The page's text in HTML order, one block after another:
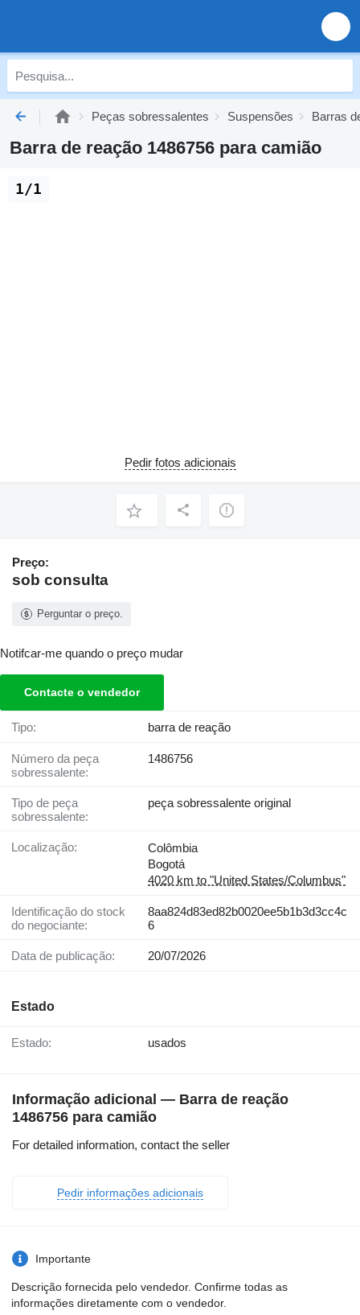
Peças sobressalentes Suspensões Barras
Barra de reação 1486756 para camião
1/1
Pedir fotos adicionais
Preço:
sob consulta
Perguntar o preço.
Notifcar-me quando o preço mudar
Contacte o vendedor
Tipo: barra de reação
Número da peça
sobressalente:
1486756
Tipo de peça
sobressalente:
peça sobressalente original
Localização:
Colômbia
Bogotá
4020 km to "United States/Columbus"
Identificação do stock
do negociante:
8aa824d83ed82b0020ee5b1b3d3cc4c
6
Data de publicação: 20/07/2026
Estado
Estado: usados
Informação adicional — Barra de reação
1486756 para camião
For detailed information, contact the seller
Pedir informações adicionais
Importante
Descrição fornecida pelo vendedor. Confirme todas as
informações diretamente com o vendedor.